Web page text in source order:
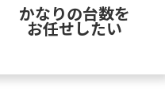
かなりの台数を
お任せしたい